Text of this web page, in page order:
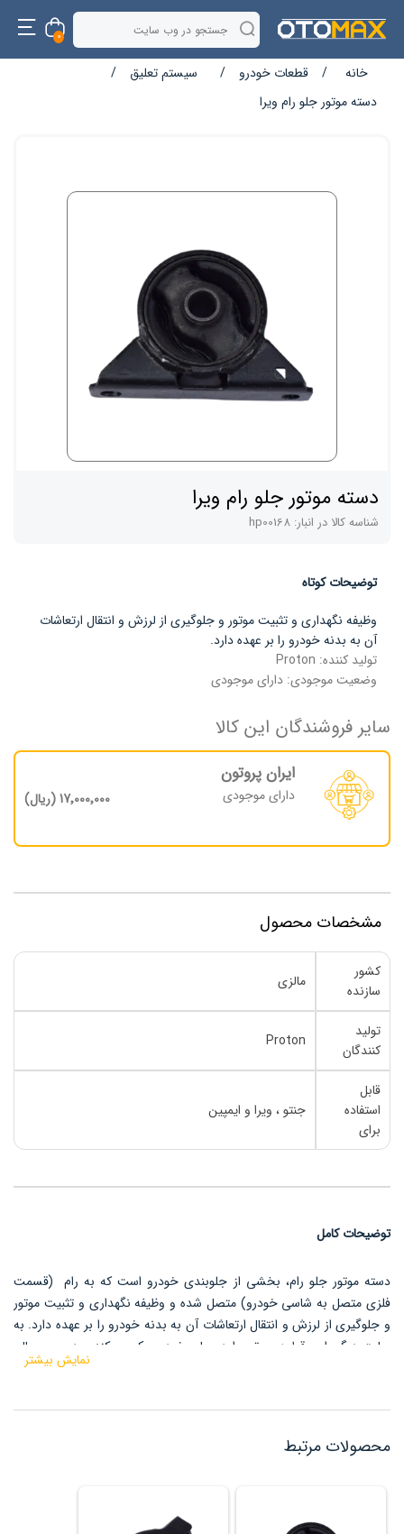
0
خانه / قطعات خودرو / سیستم تعلیق
/
دسته موتور جلو رام ویرا
دسته موتور جلو رام ویرا
شناسه کالا در انبار: hp00168
توضیحات کوتاه
وظیفه نگهداری و تثبیت موتور و جلوگیری از لرزش و انتقال ارتعاشات
آن به بدنه خودرو را بر عهده دارد.
تولید کننده: Proton
وضعیت موجودی: دارای موجودی
سایر فروشندگان این کالا
ایران پروتون
دارای موجودی 17٬000٬000 (ریال)
مشخصات محصول
کشور
سازنده
مالزی
تولید
کنندگان
Proton
قابل
استفاده
برای
جنتو ، ویرا و ایمپین
توضیحات کامل
دسته موتور جلو رام، بخشی از جلوبندی خودرو است که به رام (قسمت
فلزی متصل به شاسی خودرو) متصل شده و وظیفه نگهداری و تثبیت موتور
و جلوگیری از لرزش و انتقال ارتعاشات آن به بدنه خودرو را بر عهده دارد. به
عبارت دیگر، این قطعه، موتور را در جای خود محکم می‌کند و در عین حال،
ارتعاشات و ضربات ناشی از حرکت موتور را جذب و مهار می‌کند تا راحتی
نمایش بیشتر
محصولات مرتبط